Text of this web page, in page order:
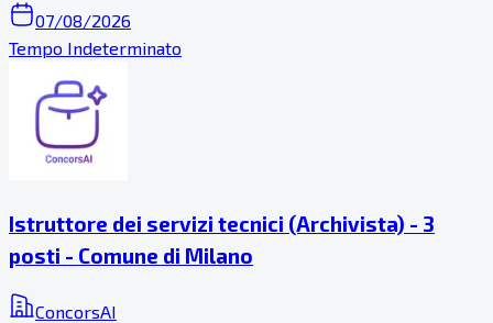
07/08/2026
Tempo Indeterminato
Istruttore dei servizi tecnici (Archivista) - 3
posti - Comune di Milano
ConcorsAI